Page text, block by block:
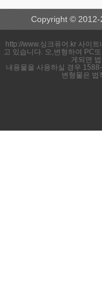
Copyright © 2012-
http://www.싱크퓨어.kr 사이
고 있습니다. 오,변형하여 PC
게되면
내용물을 사용하실 경우
변형물은 법